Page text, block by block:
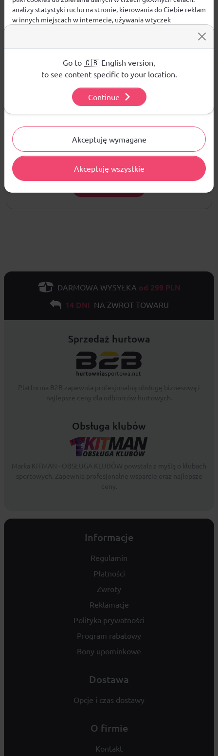
Pytania i odpowiedzi
Nie ma jeszcze pytań. Bądź pierwszy :)
DARMOWA WYSYŁKA od 299 PLN
14 DNI NA ZWROT TOWARU
Sprzedaż hurtowa
Obsługa klubów
Informacje
Regulamin
Płatności
Zwroty
Reklamacje
Polityka prywatności
Program rabatowy
Bony upominkowe
Dostawa
Opcje i czas dostawy
O firmie
Kontakt
analizy statystyki ruchu na stronie, kierowania do Ciebie reklam
w innych miejscach w internecie, używania wtyczek
używanych plików cookies.
Aby dowiedzieć się więcej o plikach cookie i tym, jak
wykorzystujemy Twoje dane, odwiedź naszą Polityką
Akceptuję wymagane
Akceptuję wszystkie
Go to 🇬🇧 English version,
to see content specific to your location.
Continue